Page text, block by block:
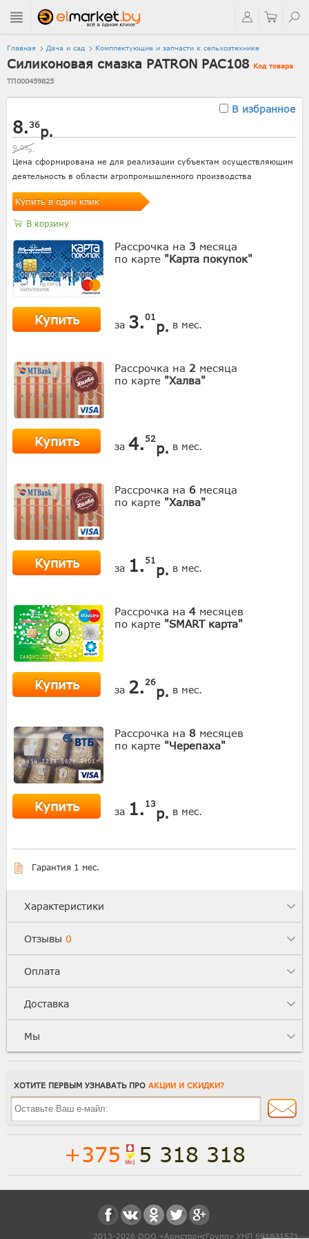
Главная Дача и сад Комплектующие и запчасти к сельхозтехнике
Силиконовая смазка PATRON PAC108 Код товара
ТП000459825
В избранное
8. 36р.
9.03р.
Цена сформирована не для реализации субъектам осуществляющим
деятельность в области агропромышленного производства
Купить в один клик
В корзину
Рассрочка на 3 месяца
по карте "Карта покупок"
Купить за 3.01
р. в мес.
Рассрочка на 2 месяца
по карте "Халва"
Купить за 4. 52
р. в мес.
Рассрочка на 6 месяца
по карте "Халва"
Купить за 1. 51
р. в мес.
Рассрочка на 4 месяцев
по карте "SMART карта"
Купить за 2. 26
р. в мес.
Рассрочка на 8 месяцев
по карте "Черепаха"
Купить за 1. 13
р. в мес.
Гарантия 1 мес.
Характеристики
Отзывы 0
Оплата
Доставка
Мы
ХОТИТЕ ПЕРВЫМ УЗНАВАТЬ ПРО АКЦИИ И СКИДКИ?
+375 5 318 318
2013-2026 ООО «АрмстронгГрупп» УНП 691831571